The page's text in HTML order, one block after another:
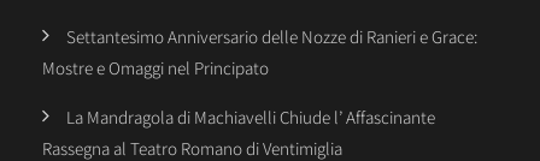
Settantesimo Anniversario delle Nozze di Ranieri e Grace:
Mostre e Omaggi nel Principato
La Mandragola di Machiavelli Chiude l’ Affascinante
Rassegna al Teatro Romano di Ventimiglia